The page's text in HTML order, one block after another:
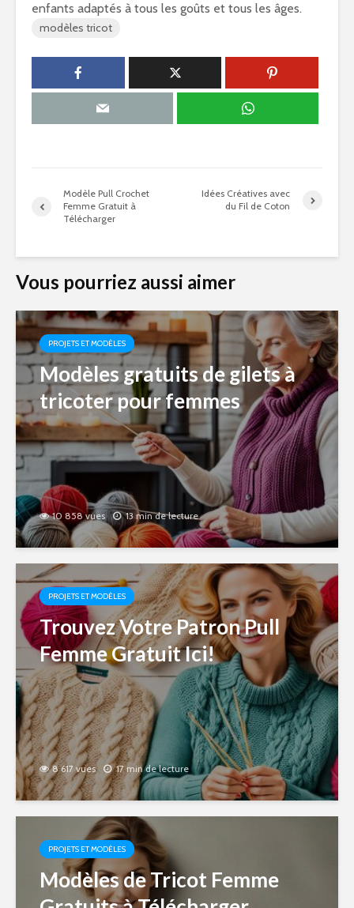
enfants adaptés à tous les goûts et tous les âges.
modèles tricot
Modèle Pull Crochet
Femme Gratuit à
Télécharger
Idées Créatives avec
du Fil de Coton
Vous pourriez aussi aimer
PROJETS ET MODÈLES
Modèles gratuits de gilets à
tricoter pour femmes
10 858 vues 13 min de lecture
PROJETS ET MODÈLES
Trouvez Votre Patron Pull
Femme Gratuit Ici!
8 617 vues 17 min de lecture
PROJETS ET MODÈLES
Modèles de Tricot Femme